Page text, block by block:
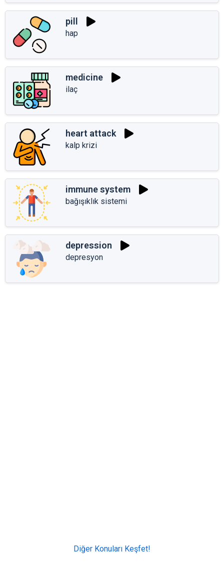
pill
hap
medicine
ilaç
heart attack
kalp krizi
immune system
bağışıklık sistemi
depression
depresyon
Diğer Konuları Keşfet!